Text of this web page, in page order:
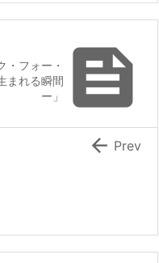

フォー・
まれる瞬間
ー」
 Prev